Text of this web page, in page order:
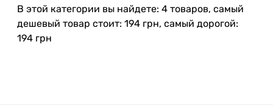
В этой категории вы найдете: 4 товаров, самый
дешевый товар стоит: 194 грн, самый дорогой:
194 грн